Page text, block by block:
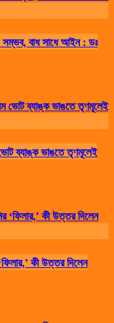
সম্ভব, বাধ সাধে আইন : ডঃ
ব্যাঙ্ক ভাঙতে তৃণমূলেই
কী উত্তর দিলেন